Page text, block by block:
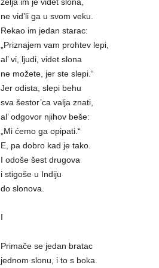
ne vid’li ga u svom veku.
Rekao im jedan starac:
„Priznajem vam prohtev lepi,
al’ vi, ljudi, videt slona
ne možete, jer ste slepi.“
Jer odista, slepi behu
sva šestor’ca valja znati,
al’ odgovor njihov beše:
„Mi ćemo ga opipati.“
E, pa dobro kad je tako.
I odoše šest drugova
i stigoše u Indiju
do slonova.
I
Primače se jedan bratac
jednom slonu, i to s boka.